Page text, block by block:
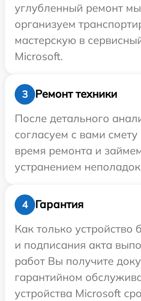
углубленный ремонт мы
организуем
мастерскую в
Microsoft.
3
Ремонт техники
После детального
согласуем с вами смету
время ремонта и
устранением
4
Гарантия
Как только устройство
и подписания акта
работ Вы получите
гарантийном
устройства Microsoft